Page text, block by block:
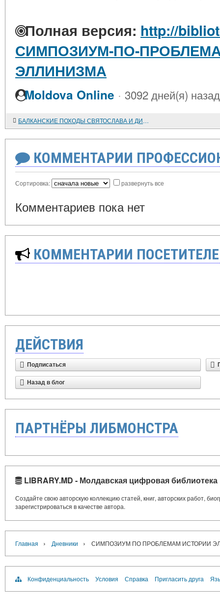
Полная версия: http://
СИМПОЗИУМ-ПО-
ЭЛЛИНИЗМА
Moldova Online · 3092 дней(я) назад
БАЛКАНСКИЕ ПОХОДЫ СВЯТОСЛАВА И ДИПЛОМАТИЯ ДРЕВНЕЙ РУСИ
КОММЕНТАРИИ
Сортировка: развернуть все
Комментариев пока нет
КОММЕНТАРИИ
ДЕЙСТВИЯ
Подписаться
Назад в блог
ПАРТНЁРЫ ЛИБМОНСТРА
LIBRARY.MD - Молдавская цифровая библиотека
Создайте свою авторскую коллекцию статей, книг, авторских работ,
зарегистрироваться в качестве автора.
Главная › Дневники › СИМПОЗИУМ ПО ПРОБЛЕМАМ ИСТОРИИ
Конфиденциальность Условия Справка Пригласить друга